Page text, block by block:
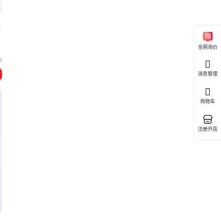
全网询价
消息管理
购物车
注册开店